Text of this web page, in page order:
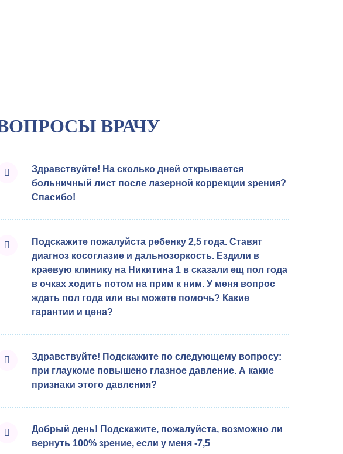
ВРАЧУ
Здравствуйте! На сколько дней открывается
больничный лист после лазерной коррекции зрения?
Спасибо!
Подскажите пожалуйста ребенку 2,5 года. Ставят
диагноз косоглазие и дальнозоркость. Ездили в
краевую клинику на Никитина 1 в сказали ещ пол года
в очках ходить потом на прим к ним. У меня вопрос
ждать пол года или вы можете помочь? Какие
гарантии и цена?
Здравствуйте! Подскажите по следующему вопросу:
при глаукоме повышено глазное давление. А какие
признаки этого давления?
Добрый день! Подскажите, пожалуйста, возможно ли
вернуть 100% зрение, если у меня -7,5